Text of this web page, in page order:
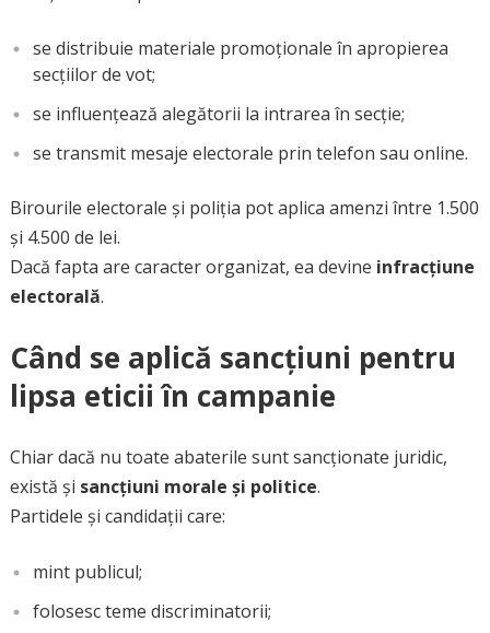
se distribuie materiale promoționale în apropierea
secțiilor de vot;
se influențează alegătorii la intrarea în secție;
se transmit mesaje electorale prin telefon sau online.
Birourile electorale și poliția pot aplica amenzi între 1.500
și 4.500 de lei.
Dacă fapta are caracter organizat, ea devine infracțiune
electorală.
Când se aplică sancțiuni pentru
lipsa eticii în campanie
Chiar dacă nu toate abaterile sunt sancționate juridic,
există și sancțiuni morale și politice.
Partidele și candidații care:
mint publicul;
folosesc teme discriminatorii;